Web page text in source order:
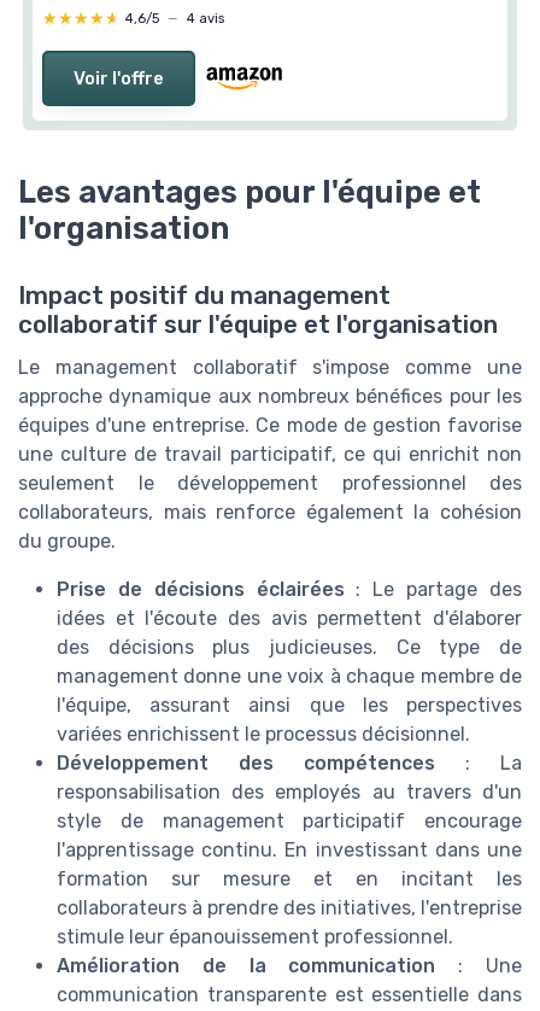
★★★★★
★★★★★ 4,6/5 — 4 avis
Voir l'offre
Les avantages pour l'équipe et
l'organisation
Impact positif du management
collaboratif sur l'équipe et l'organisation
Le management collaboratif s'impose comme une
approche dynamique aux nombreux bénéfices pour les
équipes d'une entreprise. Ce mode de gestion favorise
une culture de travail participatif, ce qui enrichit non
seulement le développement professionnel des
collaborateurs, mais renforce également la cohésion
du groupe.
Prise de décisions éclairées : Le partage des
idées et l'écoute des avis permettent d'élaborer
des décisions plus judicieuses. Ce type de
management donne une voix à chaque membre de
l'équipe, assurant ainsi que les perspectives
variées enrichissent le processus décisionnel.
Développement des compétences : La
responsabilisation des employés au travers d'un
style de management participatif encourage
l'apprentissage continu. En investissant dans une
formation sur mesure et en incitant les
collaborateurs à prendre des initiatives, l'entreprise
stimule leur épanouissement professionnel.
Amélioration de la communication : Une
communication transparente est essentielle dans